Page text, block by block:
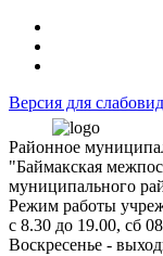
Версия для
Районное
"Баймакская
муниципального
Режим работы
с 8.30 до 19.00, сб
Воскресенье -